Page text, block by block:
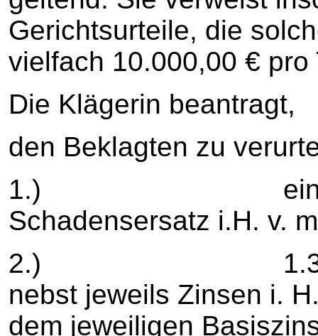
Gerichtsurteile, die
vielfach 10.000,00 €
Die Klägerin beantragt,
den Beklagten zu
1.) einen
Schadensersatz i.H. v.
2.) 1.379,80 €
nebst jeweils Zinsen i.
dem jeweiligen